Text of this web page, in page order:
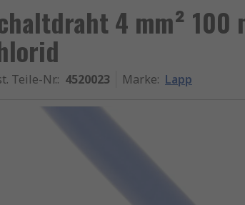
4 mm² 100
Teile-Nr.: 4520023 Marke: Lapp